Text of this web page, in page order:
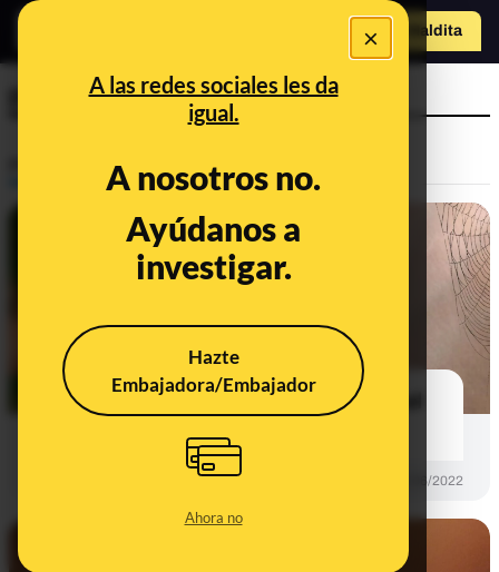
×
A las redes sociales les da
igual.
A nosotros no.
Ayúdanos a
investigar.
Hazte
Embajadora/Embajador
Ahora no
Hazte Maldito
a
picadura
Malditas picaduras: cómo deducir el
01/06/2022